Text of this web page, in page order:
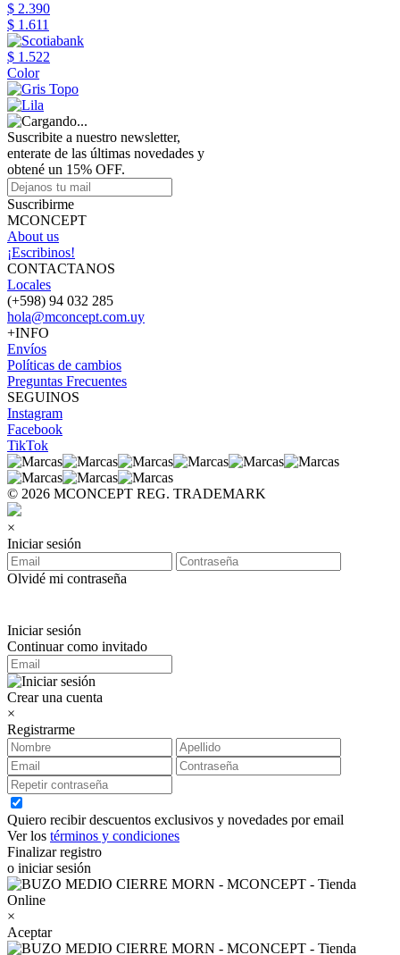
$ 2.390
$ 1.611
$ 1.522
Color
Suscribite a nuestro newsletter,
enterate de las últimas novedades y
obtené un 15% OFF.
Suscribirme
MCONCEPT
About us
¡Escribinos!
CONTACTANOS
Locales
(+598) 94 032 285
hola@mconcept.com.uy
+INFO
Envíos
Políticas de cambios
Preguntas Frecuentes
SEGUINOS
Instagram
Facebook
TikTok
© 2026 MCONCEPT REG. TRADEMARK
×
Iniciar sesión
Olvidé mi contraseña
Iniciar sesión
Continuar como invitado
Crear una cuenta
×
Registrarme
Quiero recibir descuentos exclusivos y novedades por email
Ver los términos y condiciones
Finalizar registro
o iniciar sesión
×
Aceptar